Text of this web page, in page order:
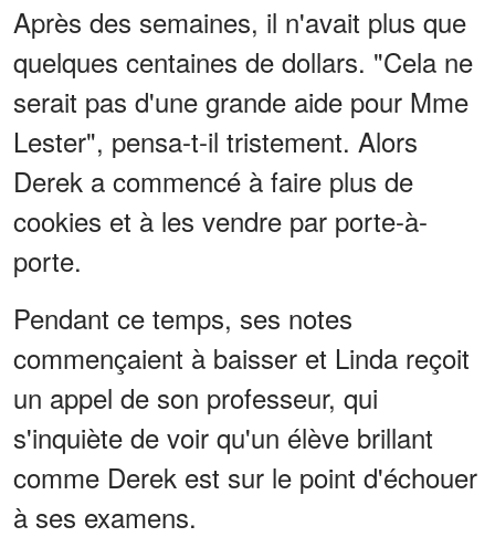
Après des semaines, il n'avait plus que
quelques centaines de dollars. "Cela ne
serait pas d'une grande aide pour Mme
Lester", pensa-t-il tristement. Alors
Derek a commencé à faire plus de
cookies et à les vendre par porte-à-
porte.
Pendant ce temps, ses notes
commençaient à baisser et Linda reçoit
un appel de son professeur, qui
s'inquiète de voir qu'un élève brillant
comme Derek est sur le point d'échouer
à ses examens.